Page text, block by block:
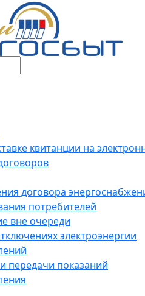
квитанции на
договора
потребителей
вне очереди
электроэнергии
передачи показаний